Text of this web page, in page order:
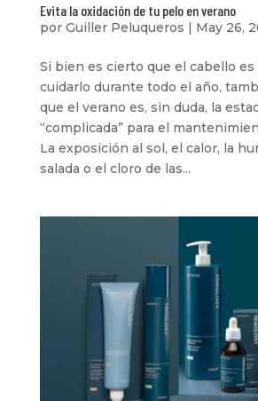
Evita la oxidación de tu pelo en verano
por Guiller Peluqueros | May 26,
Si bien es cierto que el cabello
cuidarlo durante todo el año,
que el verano es, sin duda, la
“complicada” para el
La exposición al sol, el calor, la
salada o el cloro de las...